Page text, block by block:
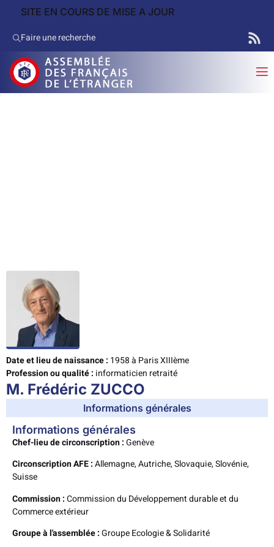
SITE EN COURS DE MISE A JOUR
Faire une recherche
Date et lieu de naissance : 1958 à Paris XIIIème
Profession ou qualité : informaticien retraité
M. Frédéric ZUCCO
Informations générales
Informations générales
Chef-lieu de circonscription :Genève
Circonscription AFE :Allemagne, Autriche, Slovaquie, Slovénie,
Suisse
Commission :Commission du Développement durable et du
Commerce extérieur
Groupe à l'assemblée :Groupe Ecologie & Solidarité